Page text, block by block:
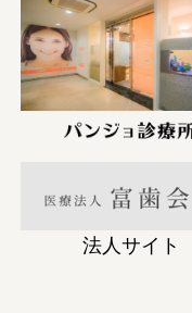
法人サイト